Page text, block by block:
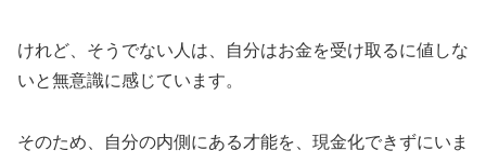
けれど、そうでない人は、自分はお金を受け取るに値しな
いと無意識に感じています。
そのため、自分の内側にある才能を、現金化できずにいま